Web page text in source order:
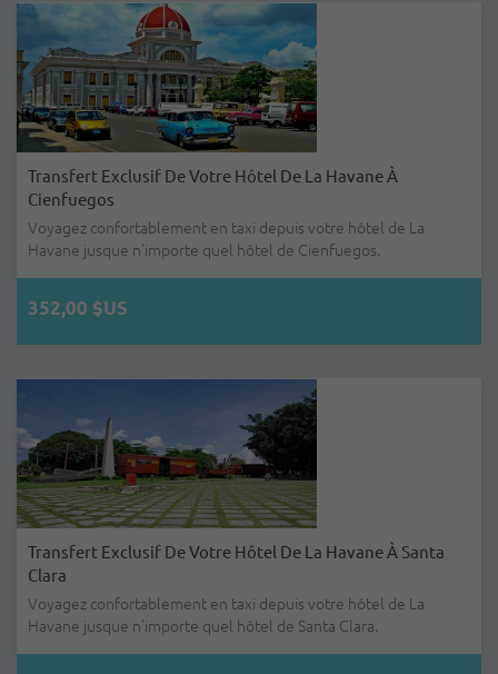
Transfert Exclusif De Votre Hôtel De La Havane À
Cienfuegos
Voyagez confortablement en taxi depuis votre hôtel de La
Havane jusque n’importe quel hôtel de Cienfuegos.
352,00 $US
Transfert Exclusif De Votre Hôtel De La Havane À Santa
Clara
Voyagez confortablement en taxi depuis votre hôtel de La
Havane jusque n’importe quel hôtel de Santa Clara.